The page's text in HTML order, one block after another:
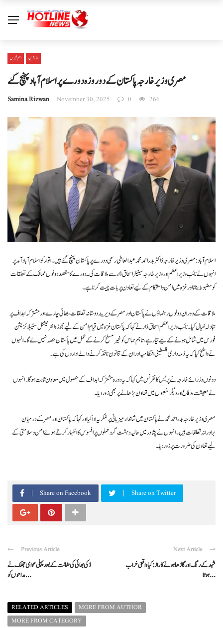
اہم خبریں تازہ ترین
مصری وزیر خارجہ پاکستان کے دو روزہ دورے پر اسلام آباد پہنچ گئے
Samina Rizwan November 30, 2025 0 266
اسلام آباد: مصری وزیر خارجہ ڈاکٹر بدر احمد محمد عبد العاطی رسمی دورے پر پاکستان پہنچ گئے ہیں۔ اتوار کو اسلام آباد آمد پر
انہوں نے نائب وزیر اعظم اور وزیر خارجہ سینیٹر اسحاق ڈار سے ملاقات کی۔ دورے کا مقصد دونوں ممالک کے تعلقات
کو مضبوط بنانا اور غزہ میں امن و استحکام کے لیے تعاون پر بات چیت کرنا ہے۔
ملاقات کے دوران دونوں رہنماؤں نے پاکستان اور مصر کے دیرینہ دوستانہ تعلقات، بھائی چارے اور مشترکہ اہداف پر
تبادلہ خیال کیا۔ نائب وزیر اعظم اسحاق ڈار نے کہا کہ پاکستان غزہ میں قیام امن کے لیے مجوزہ انٹرنیشنل سٹیبلائزیشن
فورس میں شامل ہونے کے لیے تیار ہے، تاہم حماس کو غیر مسلح کرنے کے عمل میں پاکستان حصہ نہیں لے گا۔ انہوں
نے واضح کیا کہ یہ ذمہ داری فلسطینی انتظامیہ اور ان کے قانون نافذ کرنے والے اداروں کی ہے۔
دونوں وزرائے خارجہ نے پریس کانفرنس میں کہا کہ یہ دورہ مشترکہ اہداف کے حصول میں معاون ثابت ہوگا۔ انہوں
نے معیشت، دفاع اور دیگر شعبوں میں تعاون بڑھانے پر بھی زور دیا۔
مصری وزیر خارجہ بدر احمد محمد نے پاکستان میں شاندار میزبانی پر شکریہ ادا کیا اور کہا کہ پاکستان اور مصر کے درمیان
برادرانہ تعلقات ہیں۔ انہوں نے پشاور میں حالیہ دہشت گرد حملوں پر افسوس کا اظہار کرتے ہوئے امن و سلامتی کے
لیے تعاون کی ضرورت پر زور دیا۔
Share on Facebook Share on Twitter
Previous Article
ڈکی بھائی کی ضمانت کے بعد پہلی عوامی جھلک نے
مداحوں کو ...
Next Article
شہد کے رنگ اور گاڑھا ہونے کا راز: کیا واقعی خراب
ہوتا ...
RELATED ARTICLES
MORE FROM AUTHOR
MORE FROM CATEGORY